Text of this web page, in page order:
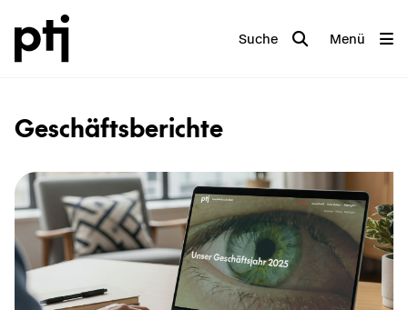
Suche Menü
Ge­schäfts­be­rich­te